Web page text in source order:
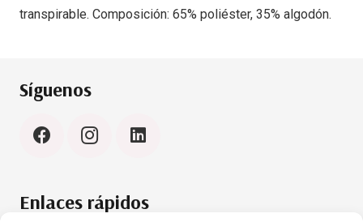
transpirable. Composición: 65% poliéster, 35% algodón.
Síguenos
Enlaces rápidos